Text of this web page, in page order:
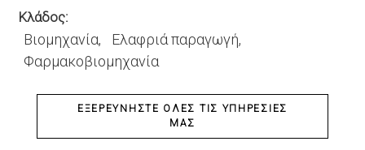
Κλάδος
Βιομηχανία
Ελαφριά παραγωγή
Φαρμακοβιομηχανία
ΕΞΕΡΕΥΝΉΣΤΕ ΌΛΕΣ ΤΙΣ ΥΠΗΡΕΣΊΕΣ
ΜΑΣ